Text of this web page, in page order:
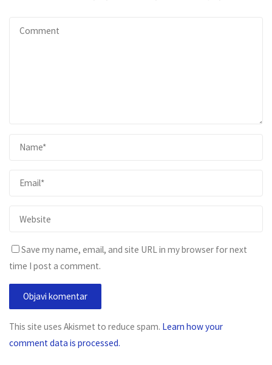
Save my name, email, and site URL in my browser for next
time I post a comment.
This site uses Akismet to reduce spam. Learn how your
comment data is processed.